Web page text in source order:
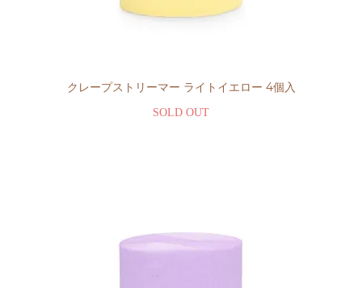
クレープストリーマー ライトイエロー 4個入
SOLD OUT